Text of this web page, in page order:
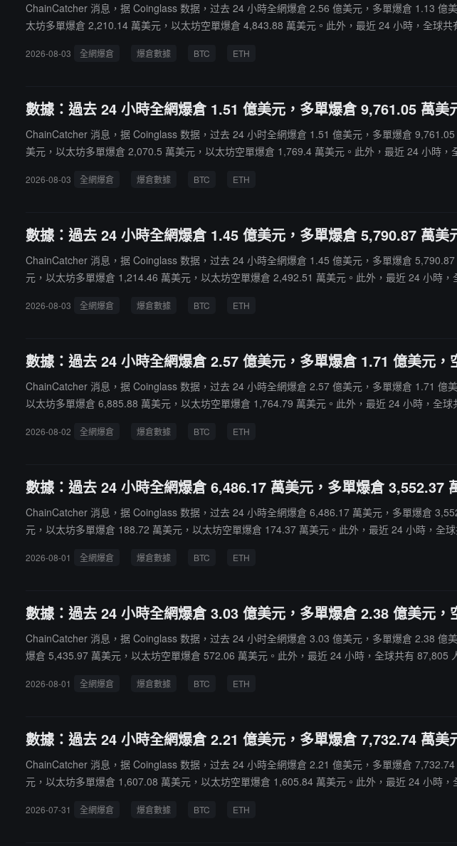
ChainCatcher 消息，据 Coinglass 数据，过去 24 小時全網爆倉 2.56 億美元，多單爆倉 1.13
太坊多單爆倉 2,210.14 萬美元，以太坊空單爆倉 4,843.88 萬美元。此外，最近 24 小時，全球
2026-08-03 全網爆倉 爆倉數據 BTC ETH
數據：過去 24 小時全網爆倉 1.51 億美元，多單爆倉 9,761.05 萬
ChainCatcher 消息，据 Coinglass 数据，过去 24 小时全網爆倉 1.51 億美元，多單爆倉
美元，以太坊多單爆倉 2,070.5 萬美元，以太坊空單爆倉 1,769.4 萬美元。此外，最近 24 小時
2026-08-03 全網爆倉 爆倉數據 BTC ETH
數據：過去 24 小時全網爆倉 1.45 億美元，多單爆倉 5,790.87 萬
ChainCatcher 消息，据 Coinglass 数据，过去 24 小時全網爆倉 1.45 億美元，多單爆倉
元，以太坊多單爆倉 1,214.46 萬美元，以太坊空單爆倉 2,492.51 萬美元。此外，最近 24 小時
2026-08-03 全網爆倉 爆倉數據 BTC ETH
數據：過去 24 小時全網爆倉 2.57 億美元，多單爆倉 1.71 億美元
ChainCatcher 消息，据 Coinglass 数据，过去 24 小時全網爆倉 2.57 億美元，多單爆倉 1.71
以太坊多單爆倉 6,885.88 萬美元，以太坊空單爆倉 1,764.79 萬美元。此外，最近 24 小時，全
2026-08-02 全網爆倉 爆倉數據 BTC ETH
數據：過去 24 小時全網爆倉 6,486.17 萬美元，多單爆倉 3,552.37
ChainCatcher 消息，据 Coinglass 数据，过去 24 小時全網爆倉 6,486.17 萬美元，多單爆倉
元，以太坊多單爆倉 188.72 萬美元，以太坊空單爆倉 174.37 萬美元。此外，最近 24 小時，全
2026-08-01 全網爆倉 爆倉數據 BTC ETH
數據：過去 24 小時全網爆倉 3.03 億美元，多單爆倉 2.38 億美元
ChainCatcher 消息，据 Coinglass 数据，过去 24 小时全網爆倉 3.03 億美元，多單爆倉 2.38
爆倉 5,435.97 萬美元，以太坊空單爆倉 572.06 萬美元。此外，最近 24 小時，全球共有 87,805
2026-08-01 全網爆倉 爆倉數據 BTC ETH
數據：過去 24 小時全網爆倉 2.21 億美元，多單爆倉 7,732.74 萬美
ChainCatcher 消息，据 Coinglass 数据，过去 24 小時全網爆倉 2.21 億美元，多單爆倉
元，以太坊多單爆倉 1,607.08 萬美元，以太坊空單爆倉 1,605.84 萬美元。此外，最近 24 小時
2026-07-31 全網爆倉 爆倉數據 BTC ETH